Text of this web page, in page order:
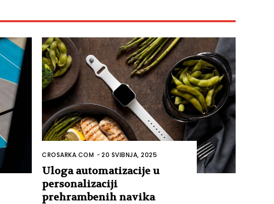
CROSARKA.COM -20 SVIBNJA, 2025
Uloga automatizacije u
personalizaciji
prehrambenih navika